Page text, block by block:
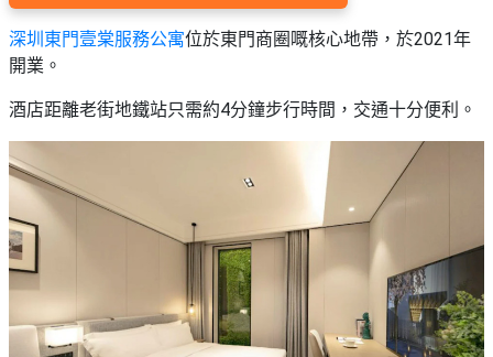
深圳東門壹棠服務公寓位於東門商圈嘅核心地帶，於2021年
開業。
酒店距離老街地鐵站只需約4分鐘步行時間，交通十分便利。